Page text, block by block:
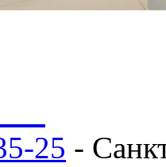
25 -